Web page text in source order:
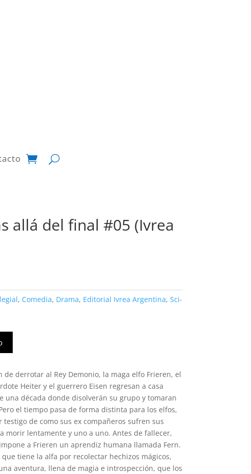
allá del final #05 (Ivrea
, Comedia, Drama, Editorial Ivrea Argentina, Sci-
derrotar al Rey Demonio, la maga elfo Frieren, el
Heiter y el guerrero Eisen regresan a casa
una década donde disolverán su grupo y tomaran
el tiempo pasa de forma distinta para los elfos,
testigo de como sus ex compañeros sufren sus
morir lentamente y uno a uno. Antes de fallecer,
a Frieren un aprendiz humana llamada Fern.
tiene la alfa por recolectar hechizos mágicos,
aventura, llena de magia e introspección, que los